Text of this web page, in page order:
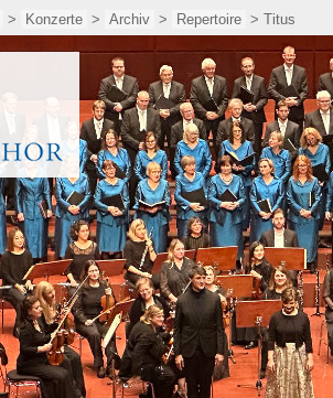
> Konzerte > Archiv > Repertoire > Titus